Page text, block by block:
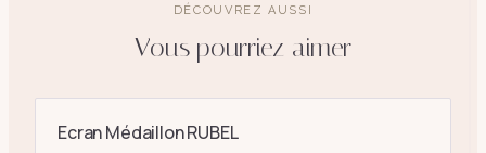
DÉCOUVREZ AUSSI
Vous pourriez aimer
Ecran Médaillon RUBEL